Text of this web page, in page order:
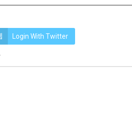
Login With Twitter